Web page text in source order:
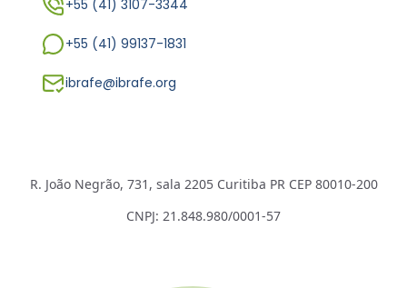
+55 (41) 3107-3344
+55 (41) 99137-1831
ibrafe@ibrafe.org
R. João Negrão, 731, sala 2205 Curitiba PR CEP 80010-200
CNPJ: 21.848.980/0001-57